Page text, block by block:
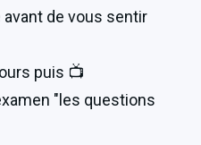
avant de vous sentir
puis 📺
"les questions